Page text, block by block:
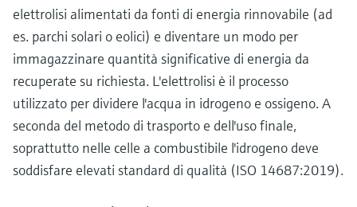
elettrolisi alimentati da fonti di energia rinnovabile (ad
es. parchi solari o eolici) e diventare un modo per
immagazzinare quantità significative di energia da
recuperate su richiesta. L'elettrolisi è il processo
utilizzato per dividere l'acqua in idrogeno e ossigeno. A
seconda del metodo di trasporto e dell'uso finale,
soprattutto nelle celle a combustibile l'idrogeno deve
soddisfare elevati standard di qualità (ISO 14687:2019).